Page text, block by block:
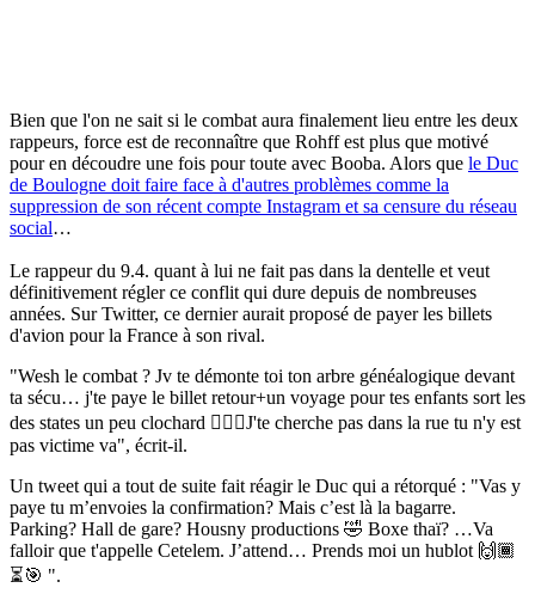
Bien que l'on ne sait si le combat aura finalement lieu entre les deux
rappeurs, force est de reconnaître que Rohff est plus que motivé
pour en découdre une fois pour toute avec Booba. Alors que le Duc
de Boulogne doit faire face à d'autres problèmes comme la
suppression de son récent compte Instagram et sa censure du réseau
social…
Le rappeur du 9.4. quant à lui ne fait pas dans la dentelle et veut
définitivement régler ce conflit qui dure depuis de nombreuses
années. Sur Twitter, ce dernier aurait proposé de payer les billets
d'avion pour la France à son rival.
"Wesh le combat ? Jv te démonte toi ton arbre généalogique devant
ta sécu… j'te paye le billet retour+un voyage pour tes enfants sort les
des states un peu clochard 🤦🏽‍♂️J'te cherche pas dans la rue tu n'y est
pas victime va", écrit-il.
Un tweet qui a tout de suite fait réagir le Duc qui a rétorqué : "Vas y
paye tu m’envoies la confirmation? Mais c’est là la bagarre.
Parking? Hall de gare? Housny productions 🤣 Boxe thaï? …Va
falloir que t'appelle Cetelem. J’attend… Prends moi un hublot 🙌🏾
⏳🎯 ".